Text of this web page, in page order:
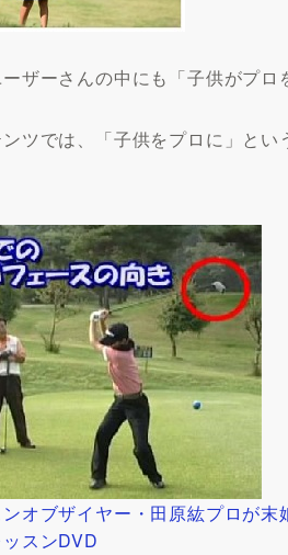
ザーさんの中にも「子供がプロ
ツでは、「子供をプロに」とい
オブザイヤー・田原紘プロが
スンDVD